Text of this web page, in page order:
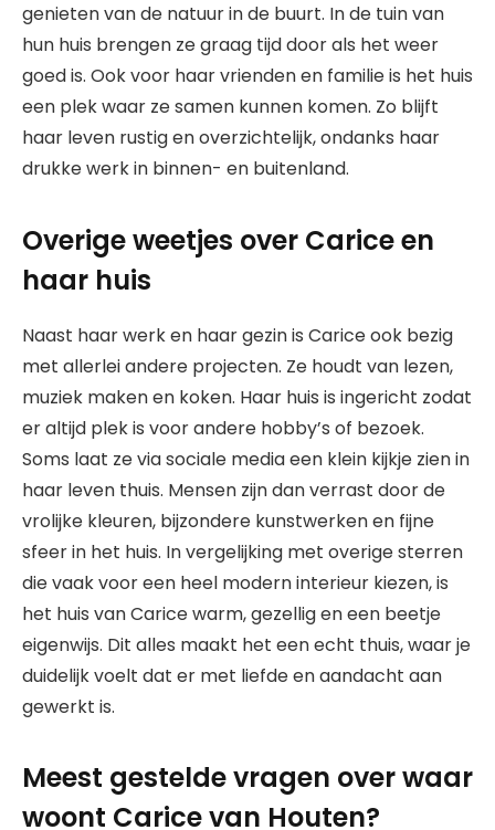
genieten van de natuur in de buurt. In de tuin van
hun huis brengen ze graag tijd door als het weer
goed is. Ook voor haar vrienden en familie is het huis
een plek waar ze samen kunnen komen. Zo blijft
haar leven rustig en overzichtelijk, ondanks haar
drukke werk in binnen- en buitenland.
Overige weetjes over Carice en
haar huis
Naast haar werk en haar gezin is Carice ook bezig
met allerlei andere projecten. Ze houdt van lezen,
muziek maken en koken. Haar huis is ingericht zodat
er altijd plek is voor andere hobby’s of bezoek.
Soms laat ze via sociale media een klein kijkje zien in
haar leven thuis. Mensen zijn dan verrast door de
vrolijke kleuren, bijzondere kunstwerken en fijne
sfeer in het huis. In vergelijking met overige sterren
die vaak voor een heel modern interieur kiezen, is
het huis van Carice warm, gezellig en een beetje
eigenwijs. Dit alles maakt het een echt thuis, waar je
duidelijk voelt dat er met liefde en aandacht aan
gewerkt is.
Meest gestelde vragen over waar
woont Carice van Houten?